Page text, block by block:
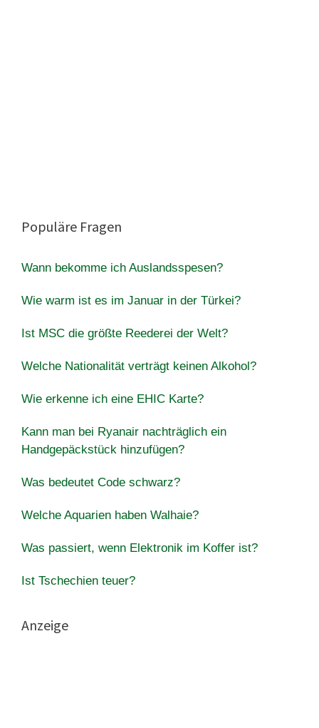
Populäre Fragen
Wann bekomme ich Auslandsspesen?
Wie warm ist es im Januar in der Türkei?
Ist MSC die größte Reederei der Welt?
Welche Nationalität verträgt keinen Alkohol?
Wie erkenne ich eine EHIC Karte?
Kann man bei Ryanair nachträglich ein
Handgepäckstück hinzufügen?
Was bedeutet Code schwarz?
Welche Aquarien haben Walhaie?
Was passiert, wenn Elektronik im Koffer ist?
Ist Tschechien teuer?
Anzeige